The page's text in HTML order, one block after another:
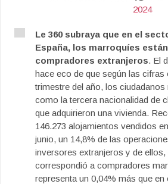
2024
Le 360 subraya que en el
España, los marroquíes
compradores extranjeros. El
hace eco de que según las cifras
trimestre del año, los
como la tercera nacionalidad de
que adquirieron una vivienda.
146.273 alojamientos vendidos
junio, un 14,8% de las
inversores extranjeros y de ellos,
correspondió a compradores
representa un 0,04% más que en